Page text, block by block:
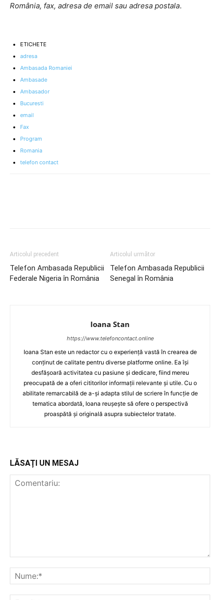
România, fax, adresa de email sau adresa postala.
ETICHETE
adresa
Ambasada Romaniei
Ambasade
Ambasador
Bucuresti
email
Fax
Program
Romania
telefon contact
Articolul precedent
Telefon Ambasada Republicii
Federale Nigeria în România
Articolul următor
Telefon Ambasada Republicii
Senegal în România
Ioana Stan
https://www.telefoncontact.online
Ioana Stan este un redactor cu o experiență vastă în crearea de
conținut de calitate pentru diverse platforme online. Ea își
desfășoară activitatea cu pasiune și dedicare, fiind mereu
preocupată de a oferi cititorilor informații relevante și utile. Cu o
abilitate remarcabilă de a-și adapta stilul de scriere în funcție de
tematica abordată, Ioana reușește să ofere o perspectivă
proaspătă și originală asupra subiectelor tratate.
LĂSAȚI UN MESAJ